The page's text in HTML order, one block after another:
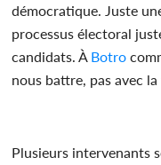
démocratique. Juste
processus électoral
candidats. À Botro
nous battre, pas avec la
Plusieurs intervenants